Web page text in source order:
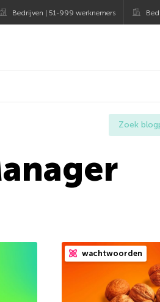
Bedrijven | 51-999 werknemers
wachtwoorden